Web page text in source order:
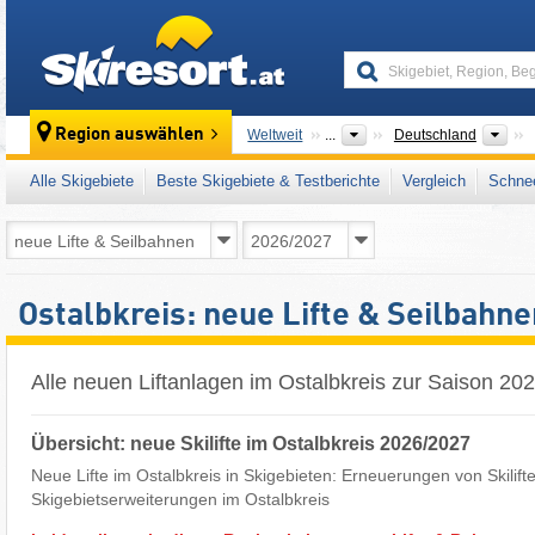
Region auswählen Weltweit ... Deutschland
Alle Skigebiete Beste Skigebiete & Testberichte Vergleich
Ostalbkreis: neue Lifte &
Alle neuen Liftanlagen im Ostalbkreis zur Saison
Übersicht: neue Skilifte im Ostalbkreis 2026/2027
Neue Lifte im Ostalbkreis in Skigebieten: Erneuerungen von
Skigebietserweiterungen im Ostalbkreis